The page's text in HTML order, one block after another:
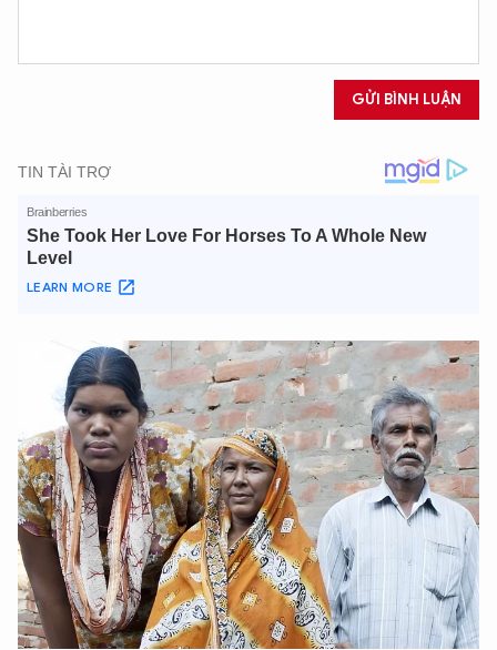
GỬI BÌNH LUẬN
XIN CHÀO,
TÔI LÀ CHATBOT CỦA
Hãy hỏi tôi bất kỳ điều gì bạn cần biết về
An Ninh Thủ Đô nhé. Tôi sẵn sàng hỗ trợ!